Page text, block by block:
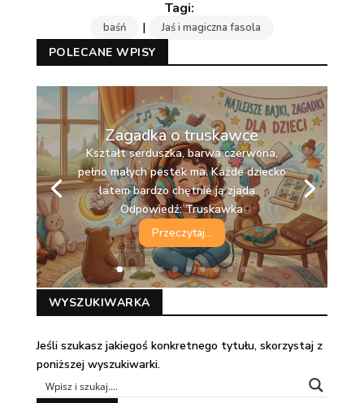
baśń | Jaś i magiczna fasola
POLECANE WPISY
Zagadka o truskawce
Kształt serduszka, barwa czerwona,
pełno małych pestek ma. Każde dziecko
latem bardzo chętnie ją zjada.
Odpowiedź: Truskawka
Przeczytaj...
Żółty owoc w grubej skórce, ma
podłużny kształt. Wszystkie małpy w
dżungli robią po niego gwałt.
Odpowiedź: Banan
WYSZUKIWARKA
Jeśli szukasz jakiegoś konkretnego tytułu, skorzystaj z
poniższej wyszukiwarki.